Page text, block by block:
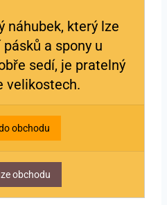
náhubek, který lze
a spony u
sedí, je pratelný
velikostech.
obchodu
obchodu